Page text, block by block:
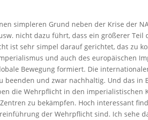
simpleren Grund neben der Krise der
nicht dazu führt, dass ein größerer Teil
ist sehr simpel darauf gerichtet, das zu
und auch des europäischen
Bewegung formiert. Die
und zwar nachhaltig. Und das in
die Wehrpflicht in den
zu bekämpfen. Hoch interessant
der Wehrpflicht sind. Ich sehe